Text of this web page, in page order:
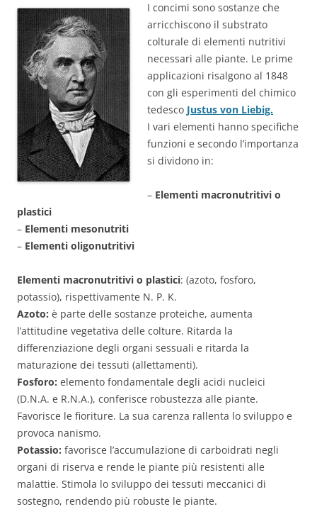
I concimi sono sostanze che
arricchiscono il substrato
colturale di elementi nutritivi
necessari alle piante. Le prime
applicazioni risalgono al 1848
con gli esperimenti del chimico
tedesco Justus von Liebig.
I vari elementi hanno specifiche
funzioni e secondo l’importanza
si dividono in:
– Elementi macronutritivi o
plastici
– Elementi mesonutriti
– Elementi oligonutritivi
Elementi macronutritivi o plastici: (azoto, fosforo,
potassio), rispettivamente N. P. K.
Azoto: è parte delle sostanze proteiche, aumenta
l’attitudine vegetativa delle colture. Ritarda la
differenziazione degli organi sessuali e ritarda la
maturazione dei tessuti (allettamenti).
Fosforo: elemento fondamentale degli acidi nucleici
(D.N.A. e R.N.A.), conferisce robustezza alle piante.
Favorisce le fioriture. La sua carenza rallenta lo sviluppo e
provoca nanismo.
Potassio: favorisce l’accumulazione di carboidrati negli
organi di riserva e rende le piante più resistenti alle
malattie. Stimola lo sviluppo dei tessuti meccanici di
sostegno, rendendo più robuste le piante.